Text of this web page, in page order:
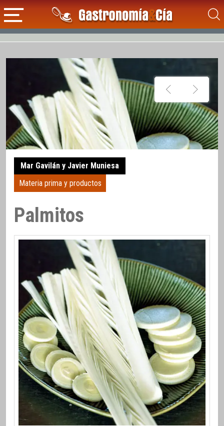
Mar Gavilán y Javier Muniesa
Materia prima y productos
Palmitos